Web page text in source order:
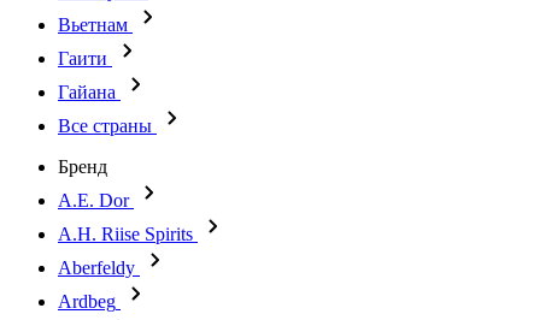
Вьетнам
Гаити
Гайана
Все страны
Бренд
A.E. Dor
A.H. Riise Spirits
Aberfeldy
Ardbeg